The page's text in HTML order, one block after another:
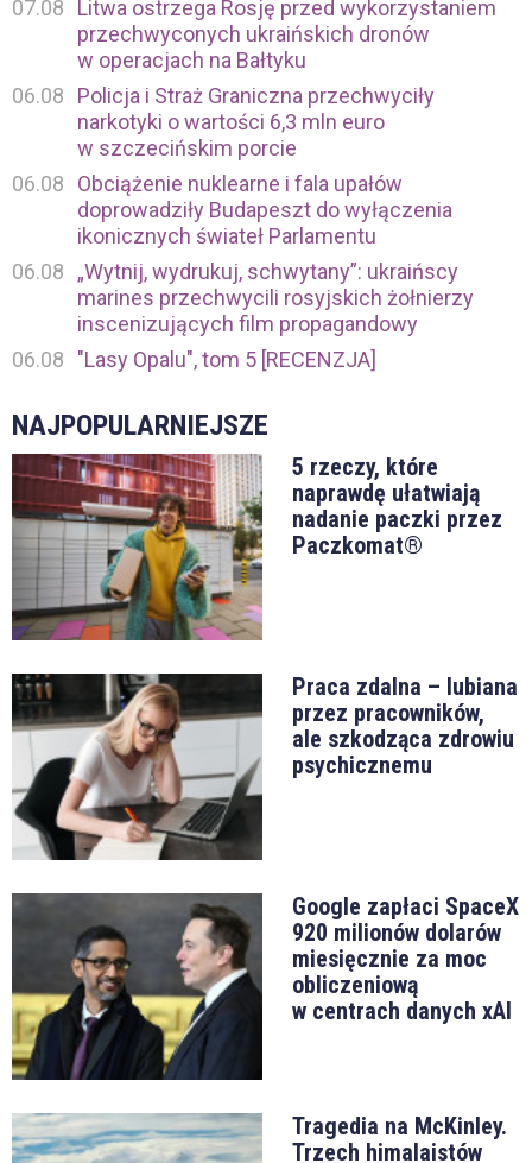
07.08
Litwa ostrzega Rosję przed wykorzystaniem
przechwyconych ukraińskich dronów
w operacjach na Bałtyku
06.08
Policja i Straż Graniczna przechwyciły
narkotyki o wartości 6,3 mln euro
w szczecińskim porcie
06.08
Obciążenie nuklearne i fala upałów
doprowadziły Budapeszt do wyłączenia
ikonicznych świateł Parlamentu
06.08
„Wytnij, wydrukuj, schwytany”: ukraińscy
marines przechwycili rosyjskich żołnierzy
inscenizujących film propagandowy
06.08
"Lasy Opalu", tom 5 [RECENZJA]
NAJPOPULARNIEJSZE
5 rzeczy, które
naprawdę ułatwiają
nadanie paczki przez
Paczkomat®
Praca zdalna – lubiana
przez pracowników,
ale szkodząca zdrowiu
psychicznemu
Google zapłaci SpaceX
920 milionów dolarów
miesięcznie za moc
obliczeniową
w centrach danych xAI
Tragedia na McKinley.
Trzech himalaistów